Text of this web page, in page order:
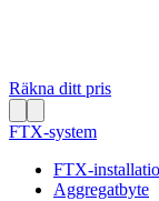
Räkna ditt pris
FTX-system
FTX-
Aggregatbyte